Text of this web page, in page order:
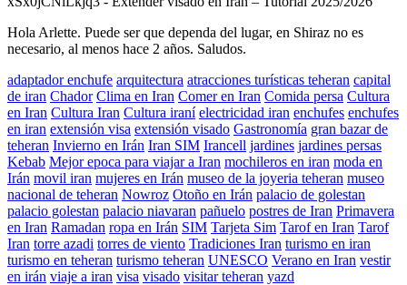
Hola Arlette. Puede ser que dependa del lugar, en Shiraz no es
necesario, al menos hace 2 años. Saludos.
adaptador enchufe arquitectura atracciones turísticas teheran capital
de iran Chador Clima en Iran Comer en Iran Comida persa Cultura
en Iran Cultura Iran Cultura iraní electricidad iran enchufes enchufes
en iran extensión visa extensión visado Gastronomía gran bazar de
teheran Invierno en Irán Iran SIM Irancell jardines jardines persas
Kebab Mejor epoca para viajar a Iran mochileros en iran moda en
Irán movil iran mujeres en Irán museo de la joyeria teheran museo
nacional de teheran Nowroz Otoño en Irán palacio de golestan
palacio golestan palacio niavaran pañuelo postres de Iran Primavera
en Iran Ramadan ropa en Irán SIM Tarjeta Sim Tarof en Iran Tarof
Iran torre azadi torres de viento Tradiciones Iran turismo en iran
turismo en teheran turismo teheran UNESCO Verano en Iran vestir
en irán viaje a iran visa visado visitar teheran yazd